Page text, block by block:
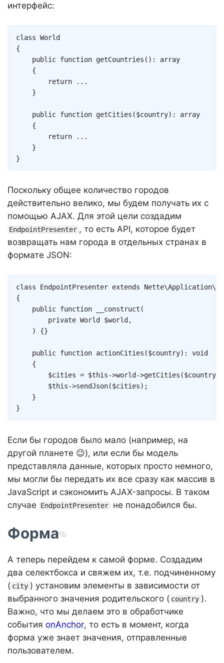
интерфейс:
class World
{
public function getCountries ( ) :
array
{
return
...
}
public function getCities ($country) :
array
{
return
...
}
}
Поскольку общее количество городов
действительно велико, мы будем получать их с
помощью AJAX. Для этой цели создадим
EndpointPresenter , то есть API, которое будет
возвращать нам города в отдельных странах в
формате JSON:
class EndpointPresenter extends Nette\Application\
{
public function __construct (
private World $world ,
)
{}
public function actionCities ($country) :
void
{
$cities = $this->world ->getCities ($country
$this->sendJson($cities) ;
}
}
Copy
Если бы городов было мало (например, на
другой планете 😉), или если бы модель
представляла данные, которых просто немного,
мы могли бы передать их все сразу как массив в
JavaScript и сэкономить AJAX-запросы. В таком
случае
EndpointPresenter не понадобился бы.
Форма
А теперь перейдем к самой форме. Создадим
два селектбокса и свяжем их, т.е. подчиненному
( city ) установим элементы в зависимости от
выбранного значения родительского ( country ).
Важно, что мы делаем это в обработчике
события onAnchor, то есть в момент, когда
форма уже знает значения, отправленные
пользователем.